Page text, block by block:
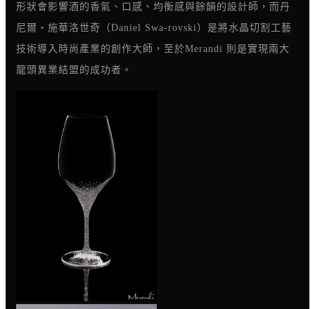
形狀會影響酒的香氣、口感、均衡感與餘韻的設計師，而丹
尼爾‧施華洛世奇（Daniel Swa-rovski）是將水晶切割工藝
技術導入時尚產業的創作大師，至於Merandi 則是實現兩大
龍頭異業結盟的成功者。